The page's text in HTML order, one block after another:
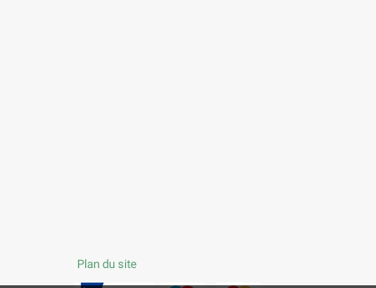
Plan du site